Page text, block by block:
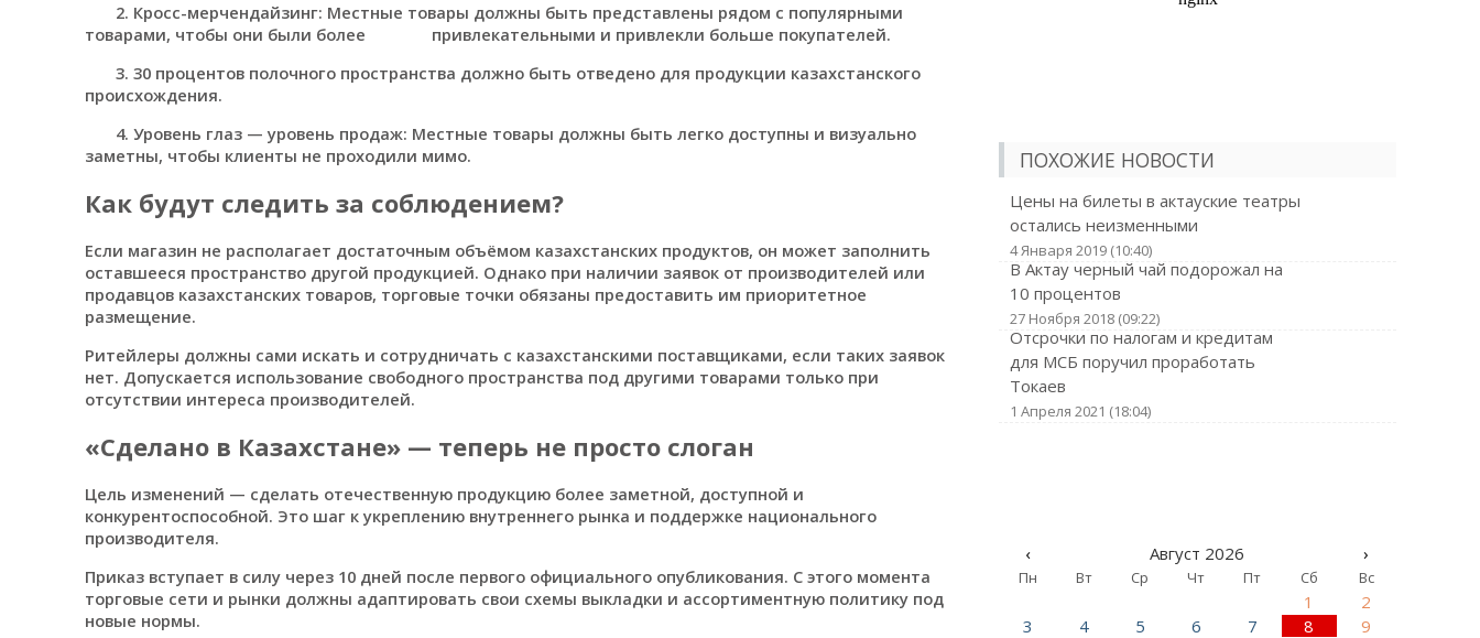
2. Кросс-мерчендайзинг: Местные товары должны быть представлены рядом с популярными
товарами, чтобы они были более привлекательными и привлекли больше покупателей.
3. 30 процентов полочного пространства должно быть отведено для продукции казахстанского
происхождения.
4. Уровень глаз — уровень продаж: Местные товары должны быть легко доступны и визуально
заметны, чтобы клиенты не проходили мимо.
Как будут следить за соблюдением?
Если магазин не располагает достаточным объёмом казахстанских продуктов, он может заполнить
оставшееся пространство другой продукцией. Однако при наличии заявок от производителей или
продавцов казахстанских товаров, торговые точки обязаны предоставить им приоритетное
размещение.
Ритейлеры должны сами искать и сотрудничать с казахстанскими поставщиками, если таких заявок
нет. Допускается использование свободного пространства под другими товарами только при
отсутствии интереса производителей.
«Сделано в Казахстане» — теперь не просто слоган
Цель изменений — сделать отечественную продукцию более заметной, доступной и
конкурентоспособной. Это шаг к укреплению внутреннего рынка и поддержке национального
производителя.
Приказ вступает в силу через 10 дней после первого официального опубликования. С этого момента
торговые сети и рынки должны адаптировать свои схемы выкладки и ассортиментную политику под
новые нормы.
ПОХОЖИЕ НОВОСТИ
Цены на билеты в актауские театры
остались неизменными
4 Января 2019 (10:40)
В Актау черный чай подорожал на
10 процентов
27 Ноября 2018 (09:22)
Отсрочки по налогам и кредитам
для МСБ поручил проработать
Токаев
1 Апреля 2021 (18:04)
‹ Август 2026 ›
Пн Вт Ср Чт Пт Сб Вс
1
2
3
4 5 6 7 8
9